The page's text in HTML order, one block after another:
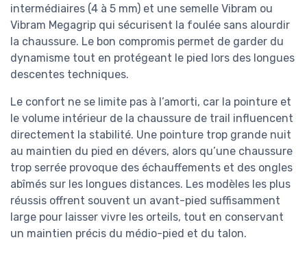
intermédiaires (4 à 5 mm) et une semelle Vibram ou
Vibram Megagrip qui sécurisent la foulée sans alourdir
la chaussure. Le bon compromis permet de garder du
dynamisme tout en protégeant le pied lors des longues
descentes techniques.
Le confort ne se limite pas à l’amorti, car la pointure et
le volume intérieur de la chaussure de trail influencent
directement la stabilité. Une pointure trop grande nuit
au maintien du pied en dévers, alors qu’une chaussure
trop serrée provoque des échauffements et des ongles
abîmés sur les longues distances. Les modèles les plus
réussis offrent souvent un avant-pied suffisamment
large pour laisser vivre les orteils, tout en conservant
un maintien précis du médio-pied et du talon.